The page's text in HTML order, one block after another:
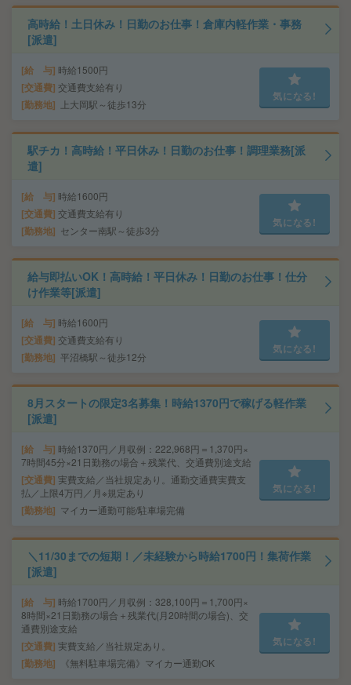
高時給！土日休み！日勤のお仕事！倉庫内軽作業・事務
[派遣]
給 与 時給1500円
交通費 交通費支給有り
勤務地 上大岡駅～徒歩13分
気になる!
駅チカ！高時給！平日休み！日勤のお仕事！調理業務[派
遣]
給 与 時給1600円
交通費 交通費支給有り
勤務地 センター南駅～徒歩3分
気になる!
給与即払いOK！高時給！平日休み！日勤のお仕事！仕分
け作業等[派遣]
給 与 時給1600円
交通費 交通費支給有り
勤務地 平沼橋駅～徒歩12分
気になる!
8月スタートの限定3名募集！時給1370円で稼げる軽作業
[派遣]
給 与 時給1370円／月収例：222,968円＝1,370円×
7時間45分×21日勤務の場合＋残業代、交通費別途支給
交通費 実費支給／当社規定あり。通勤交通費実費支
払／上限4万円／月※規定あり
勤務地 マイカー通勤可能/駐車場完備
気になる!
＼11/30までの短期！／未経験から時給1700円！集荷作業
[派遣]
給 与 時給1700円／月収例：328,100円＝1,700円×
8時間×21日勤務の場合＋残業代(月20時間の場合)、交
通費別途支給
交通費 実費支給／当社規定あり。
勤務地 《無料駐車場完備》マイカー通勤OK
気になる!